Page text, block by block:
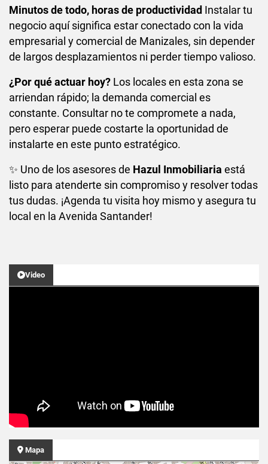
Minutos de todo, horas de productividad Instalar tu
negocio aquí significa estar conectado con la vida
empresarial y comercial de Manizales, sin depender
de largos desplazamientos ni perder tiempo valioso.
¿Por qué actuar hoy? Los locales en esta zona se
arriendan rápido; la demanda comercial es
constante. Consultar no te compromete a nada,
pero esperar puede costarte la oportunidad de
instalarte en este punto estratégico.
✨ Uno de los asesores de Hazul Inmobiliaria está
listo para atenderte sin compromiso y resolver todas
tus dudas. ¡Agenda tu visita hoy mismo y asegura tu
local en la Avenida Santander!
Video
Mapa